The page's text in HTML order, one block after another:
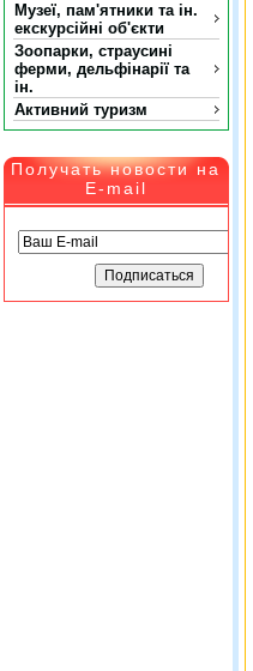
Музеї, пам'ятники та ін.
екскурсійні об'єкти
Зоопарки, страусині
ферми, дельфінарії та
ін.
Активний туризм
Получать новости на
E-mail